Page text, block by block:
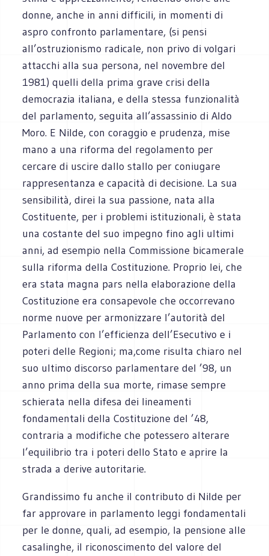
donne, anche in anni difficili, in momenti di
aspro confronto parlamentare, (si pensi
all’ostruzionismo radicale, non privo di volgari
attacchi alla sua persona, nel novembre del
1981) quelli della prima grave crisi della
democrazia italiana, e della stessa funzionalità
del parlamento, seguita all’assassinio di Aldo
Moro. E Nilde, con coraggio e prudenza, mise
mano a una riforma del regolamento per
cercare di uscire dallo stallo per coniugare
rappresentanza e capacità di decisione. La sua
sensibilità, direi la sua passione, nata alla
Costituente, per i problemi istituzionali, è stata
una costante del suo impegno fino agli ultimi
anni, ad esempio nella Commissione bicamerale
sulla riforma della Costituzione. Proprio lei, che
era stata magna pars nella elaborazione della
Costituzione era consapevole che occorrevano
norme nuove per armonizzare l’autorità del
Parlamento con l’efficienza dell’Esecutivo e i
poteri delle Regioni; ma,come risulta chiaro nel
suo ultimo discorso parlamentare del ’98, un
anno prima della sua morte, rimase sempre
schierata nella difesa dei lineamenti
fondamentali della Costituzione del ’48,
contraria a modifiche che potessero alterare
l’equilibrio tra i poteri dello Stato e aprire la
strada a derive autoritarie.
Grandissimo fu anche il contributo di Nilde per
far approvare in parlamento leggi fondamentali
per le donne, quali, ad esempio, la pensione alle
casalinghe, il riconoscimento del valore del